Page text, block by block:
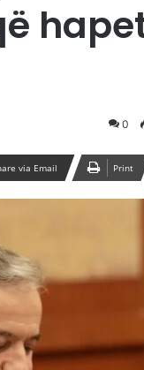
0
via Email Print